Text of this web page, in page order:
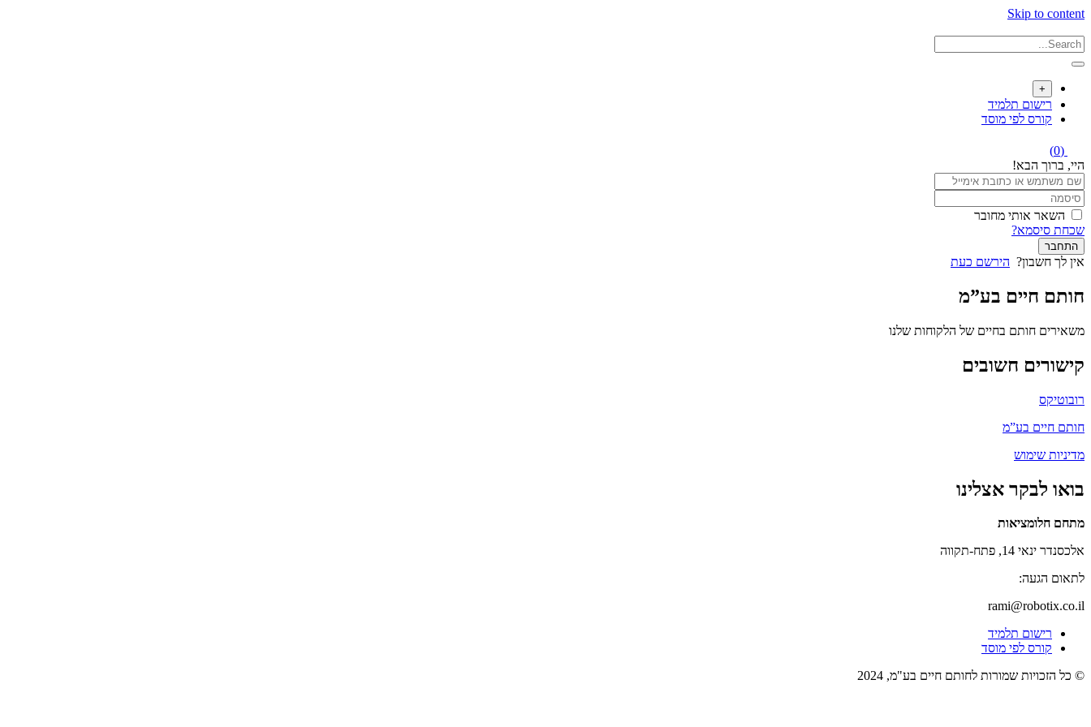
Skip to content
+
רישום תלמיד
קורס לפי מוסד
(0)
היי, ברוך הבא!
השאר אותי מחובר
שכחת סיסמא?
התחבר
אין לך חשבון? הירשם כעת
חותם חיים בע”מ
משאירים חותם בחיים של הלקוחות שלנו
קישורים חשובים
רובוטיקס
חותם חיים בע”מ
מדיניות שימוש
בואו לבקר אצלינו
מתחם חלומציאות
אלכסנדר ינאי 14, פתח-תקווה
לתאום הגעה:
rami@robotix.co.il
רישום תלמיד
קורס לפי מוסד
© כל הזכויות שמורות לחותם חיים בע"מ, 2024